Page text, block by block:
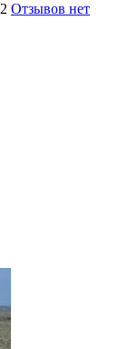
Отзывов нет